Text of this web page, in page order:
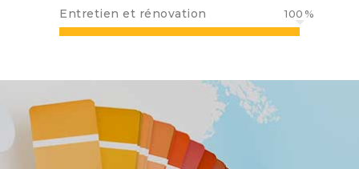
Entretien et rénovation 100